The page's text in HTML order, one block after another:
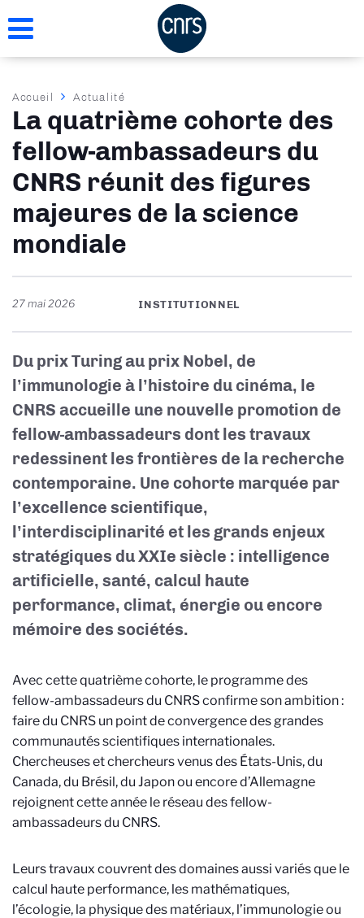
au
Fil
d'Ariane
Accueil Actualité
La quatrième cohorte des
fellow-ambassadeurs du
CNRS réunit des figures
majeures de la science
mondiale
27 mai 2026 INSTITUTIONNEL
Du prix Turing au prix Nobel, de
l’immunologie à l’histoire du cinéma, le
CNRS accueille une nouvelle promotion de
fellow-ambassadeurs dont les travaux
redessinent les frontières de la recherche
contemporaine. Une cohorte marquée par
l’excellence scientifique,
l’interdisciplinarité et les grands enjeux
stratégiques du XXIe siècle : intelligence
artificielle, santé, calcul haute
performance, climat, énergie ou encore
mémoire des sociétés.
Avec cette quatrième cohorte, le programme des
fellow-ambassadeurs du CNRS confirme son ambition :
faire du CNRS un point de convergence des grandes
communautés scientifiques internationales.
Chercheuses et chercheurs venus des États-Unis, du
Canada, du Brésil, du Japon ou encore d’Allemagne
rejoignent cette année le réseau des fellow-
ambassadeurs du CNRS.
Leurs travaux couvrent des domaines aussi variés que le
calcul haute performance, les mathématiques,
l’écologie, la physique des matériaux, l’immunologie ou